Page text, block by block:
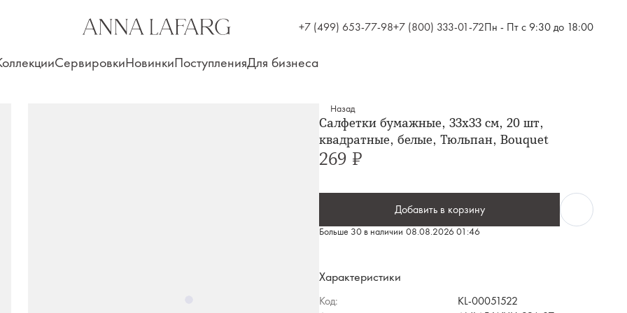
+7 (499) 653-77-98+7 (800) 333-01-72Пн - Пт с 9:30 до 18:00
СервировкиНовинкиПоступленияДля бизнеса
Назад
Салфетки бумажные, 33х33 см, 20 шт,
квадратные, белые, Тюльпан, Bouquet
269 ₽
Больше 30 в наличии 08.08.2026 01:46
Добавить в корзину
Характеристики
Код:
KL-00051522